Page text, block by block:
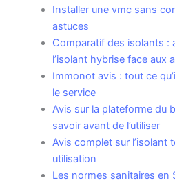
Installer une vmc sans
astuces
Comparatif des isolants :
l’isolant hybrise face aux
Immonot avis : tout ce
le service
Avis sur la plateforme du
savoir avant de l’utiliser
Avis complet sur l’isolant
utilisation
Les normes sanitaires en